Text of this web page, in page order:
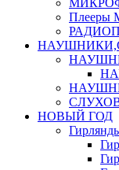
Плееры
НОВЫЙ ГОД